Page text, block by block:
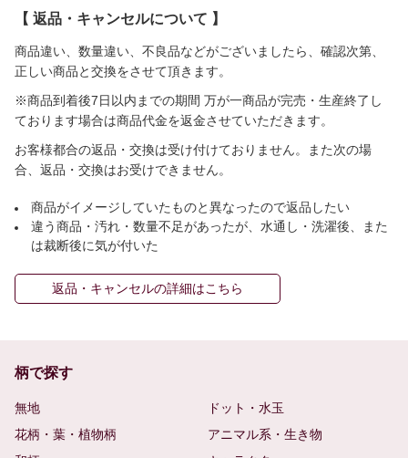
【 返品・キャンセルについて 】
商品違い、数量違い、不良品などがございましたら、確認次第、
正しい商品と交換をさせて頂きます。
※商品到着後7日以内までの期間 万が一商品が完売・生産終了し
ております場合は商品代金を返金させていただきます。
お客様都合の返品・交換は受け付けておりません。また次の場
合、返品・交換はお受けできません。
商品がイメージしていたものと異なったので返品したい
違う商品・汚れ・数量不足があったが、水通し・洗濯後、また
は裁断後に気が付いた
返品・キャンセルの詳細はこちら
柄で探す
無地
ドット・水玉
花柄・葉・植物柄
アニマル系・生き物